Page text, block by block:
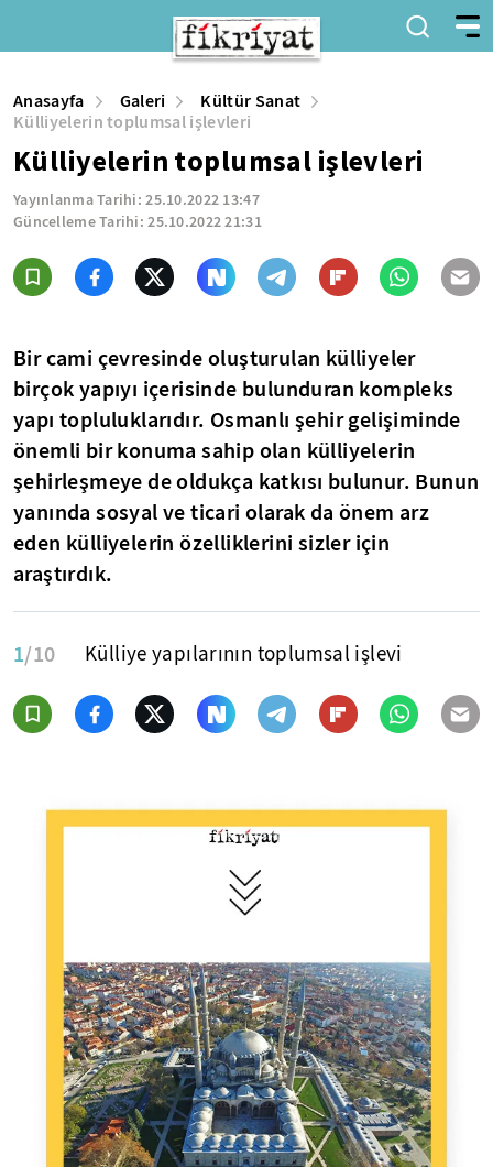
Anasayfa Galeri
Kültür Sanat
Külliyelerin toplumsal işlevleri
Külliyelerin toplumsal işlevleri
Yayınlanma Tarihi:25.10.2022 13:47
Güncelleme Tarihi:25.10.2022 21:31
Bir cami çevresinde oluşturulan külliyeler
birçok yapıyı içerisinde bulunduran kompleks
yapı topluluklarıdır. Osmanlı şehir gelişiminde
önemli bir konuma sahip olan külliyelerin
şehirleşmeye de oldukça katkısı bulunur. Bunun
yanında sosyal ve ticari olarak da önem arz
eden külliyelerin özelliklerini sizler için
araştırdık.
1/10 Külliye yapılarının toplumsal işlevi